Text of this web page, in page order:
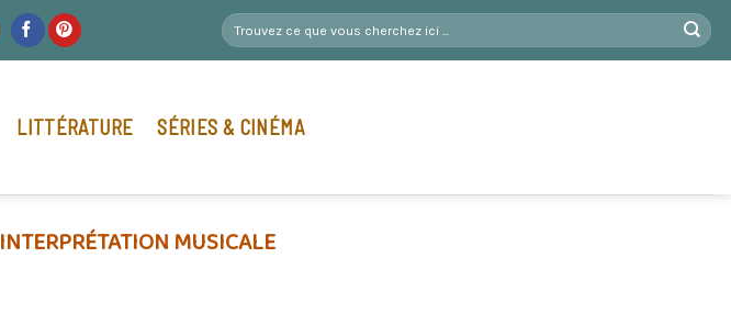
LITTÉRATURE SÉRIES & CINÉMA
INTERPRÉTATION MUSICALE